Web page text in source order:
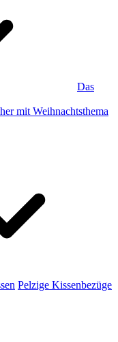
Das
mit Weihnachtsthema
Pelzige Kissenbezüge